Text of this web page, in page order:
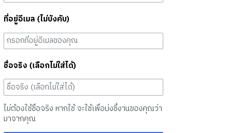
ที่อยู่อีเมล (ไม่บังคับ)
ชื่อจริง (เลือกไม่ใส่ได้)
ไม่ต้องใช้ชื่อจริง หากใช้ จะใช้เพื่อบ่งชี้งานของคุณว่า
มาจากคุณ